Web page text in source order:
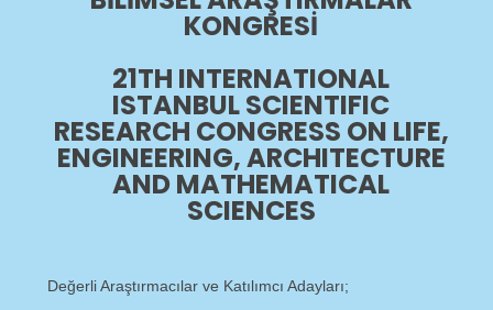
KONGRESI
21TH INTERNATIONAL
ISTANBUL SCIENTIFIC
RESEARCH CONGRESS ON LIFE,
ENGINEERING, ARCHITECTURE
AND MATHEMATICAL
SCIENCES
Değerli Araştırmacılar ve Katılımcı Adayları;